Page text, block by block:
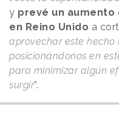
y prevé un
en Reino Unido a
aprovechar este
posicionándonos en
para minimizar algún
surgir”.